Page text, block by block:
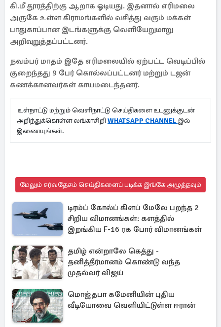
கி.மீ தூரத்திற்கு ஆறாக ஓடியது. இதனால் எரிமலை
அருகே உள்ள கிராமங்களில் வசித்து வரும் மக்கள்
பாதுகாப்பான இடங்களுக்கு வெளியேறுமாறு
அறிவுறுத்தப்பட்டனர்.
நவம்பர் மாதம் இதே எரிமலையில் ஏற்பட்ட வெடிப்பில்
குறைந்தது 9 பேர் கொல்லப்பட்டனர் மற்றும் டஜன்
கணக்கானவர்கள் காயமடைந்தனர்.
உள்நாட்டு மற்றும் வெளிநாட்டு செய்திகளை உடனுக்குடன்
அறிந்துக்கொள்ள லங்காசிறி WHATSAPP CHANNEL இல்
இணையுங்கள்.
மேலும் சர்வதேசம் செய்திகளைப் படிக்க இங்கே அழுத்தவும்
டிரம்ப் கோல்ப் கிளப் மேலே பறந்த 2
சிறிய விமானங்கள்: களத்தில்
இறங்கிய F-16 ரக போர் விமானங்கள்
தமிழ் என்றாலே கெத்து -
தனித்தீர்மானம் கொண்டு வந்த
முதல்வர் விஜய்
மொஜ்தபா கமேனியின் புதிய
வீடியோவை வெளியிட்டுள்ள ஈரான்